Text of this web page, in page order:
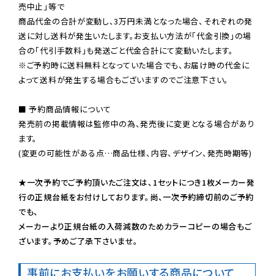
売中止」等で
商品代金の合計が変動し、3万円未満となった場合、それぞれの発
送に対し送料が発生いたします。お支払い方法が「代金引換」の場
※ご予約時に送料無料となっていた場合でも、お届け時の代金に
よって送料が発生する場合もございますのでご注意下さい。
■ 予約商品情報について
発売前の掲載情報は監修中の為、発売後に変更となる場合があり
ます。
(変更の可能性がある点…商品仕様、内容、デザイン、発売時期等)
★一次予約でご予約頂いたご注文は、1セットにつき1枚メーカー発
行の正規台紙をお付けしております。尚、一次予約締切前のご予約
でも、
メーカーより正規台紙の入荷減数のためカラーコピーの場合もご
ざいます。予めご了承下さいませ。
事前にお支払いをお願いする商品について